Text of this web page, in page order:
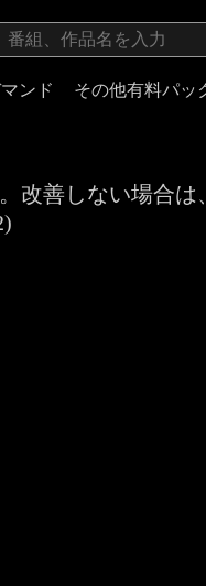
ンド その他有料パッ
改善しない場合